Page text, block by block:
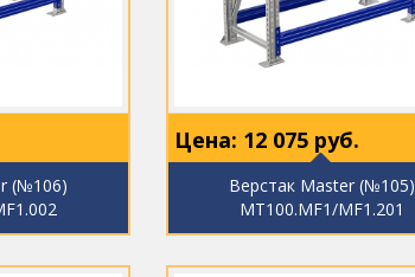
(№106)
Цена: 12 075 руб.
Верстак Master (№105)
MT100.MF1/MF1.201